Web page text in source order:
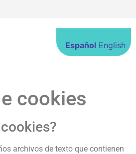
Español English
cookies
archivos de texto que contienen